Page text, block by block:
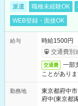
派遣 職種未経験OK
WEB登録・面接OK
給与
時給1500円
交通費別
交通費
一部
ことがあり
勤務地
東京都府中市
府中(東京都)